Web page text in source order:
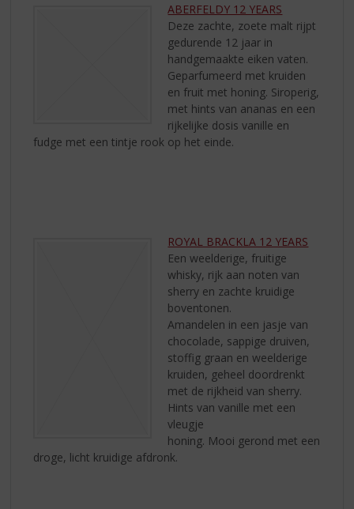
ABERFELDY 12 YEARS
Deze zachte, zoete malt rijpt
gedurende 12 jaar in
handgemaakte eiken vaten.
Geparfumeerd met kruiden
en fruit met honing. Siroperig,
met hints van ananas en een
rijkelijke dosis vanille en
fudge met een tintje rook op het einde.
ROYAL BRACKLA 12 YEARS
Een weelderige, fruitige
whisky, rijk aan noten van
sherry en zachte kruidige
boventonen.
Amandelen in een jasje van
chocolade, sappige druiven,
stoffig graan en weelderige
kruiden, geheel doordrenkt
met de rijkheid van sherry.
Hints van vanille met een
vleugje
honing. Mooi gerond met een
droge, licht kruidige afdronk.